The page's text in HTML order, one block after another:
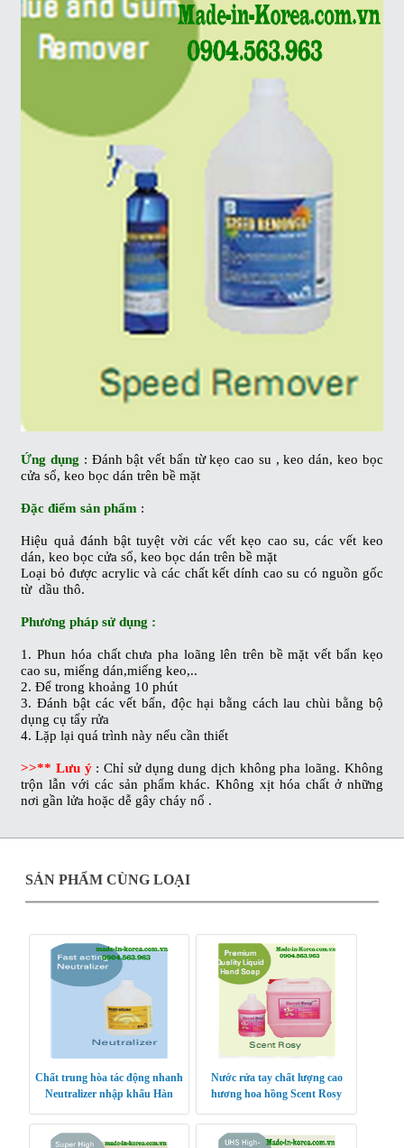
Ứng dụng : Đánh bật vết bẩn từ kẹo cao su , keo dán, keo bọc
cửa sổ, keo bọc dán trên bề mặt
Đặc điểm sản phẩm :
Hiệu quả đánh bật tuyệt vời các vết kẹo cao su, các vết keo
dán, keo bọc cửa sổ, keo bọc dán trên bề mặt
Loại bỏ được acrylic và các chất kết dính cao su có nguồn gốc
từ dầu thô.
Phương pháp sử dụng :
1. Phun hóa chất chưa pha loãng lên trên bề mặt vết bẩn kẹo
cao su, miếng dán,miếng keo,..
2. Để trong khoảng 10 phút
3. Đánh bật các vết bẩn, độc hại bằng cách lau chùi bằng bộ
dụng cụ tẩy rửa
4. Lặp lại quá trình này nếu cần thiết
>>** Lưu ý: Chỉ sử dụng dung dịch không pha loãng. Không
trộn lẫn với các sản phẩm khác. Không xịt hóa chất ở những
nơi gần lửa hoặc dễ gây cháy nổ .
SẢN PHẨM CÙNG LOẠI
Chất trung hòa tác động nhanh
Neutralizer nhập khẩu Hàn
Nước rửa tay chất lượng cao
hương hoa hồng Scent Rosy